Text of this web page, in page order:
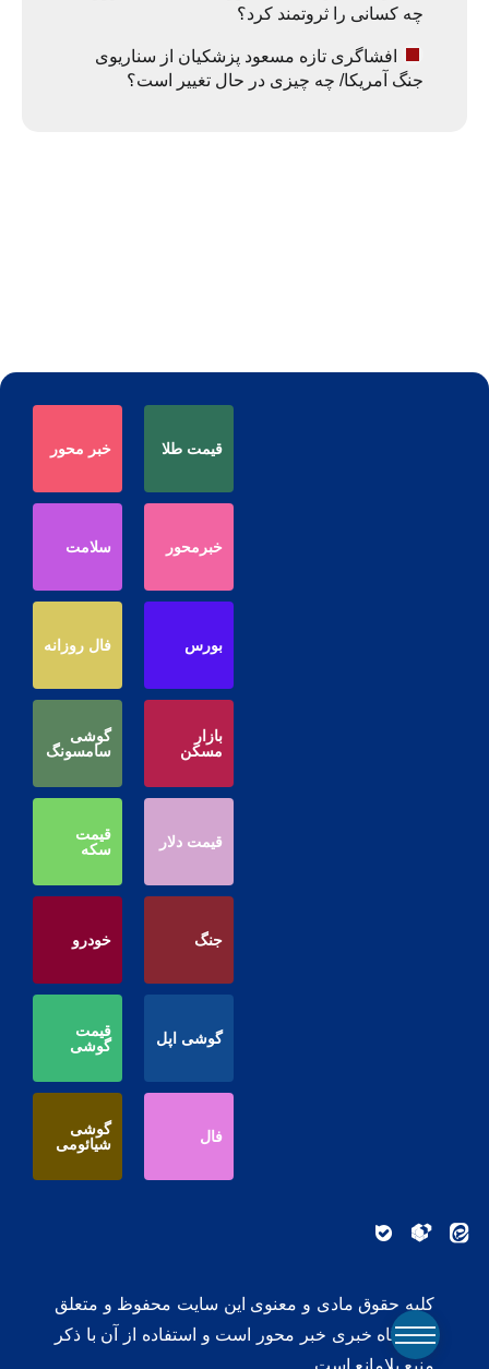
چه کسانی را ثروتمند کرد؟
افشاگری تازه مسعود پزشکیان از سناریوی
جنگ آمریکا/ چه چیزی در حال تغییر است؟
قیمت طلا خبر محور
خبرمحور سلامت
بورس فال روزانه
بازار
مسکن
گوشی
سامسونگ
قیمت دلار
قیمت
سکه
جنگ خودرو
گوشی اپل
قیمت
گوشی
فال
گوشی
شیائومی
کلیه حقوق مادی و معنوی این سایت محفوظ و متعلق
به پایگاه خبری خبر محور است و استفاده از آن با ذکر
منبع بلامانع است.